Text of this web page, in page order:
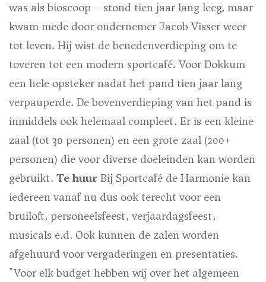
was als bioscoop – stond tien jaar lang leeg, maar
kwam mede door ondernemer Jacob Visser weer
tot leven. Hij wist de benedenverdieping om te
toveren tot een modern sportcafé. Voor Dokkum
een hele opsteker nadat het pand tien jaar lang
verpauperde. De bovenverdieping van het pand is
inmiddels ook helemaal compleet. Er is een kleine
zaal (tot 30 personen) en een grote zaal (200+
personen) die voor diverse doeleinden kan worden
gebruikt. Te huur Bij Sportcafé de Harmonie kan
iedereen vanaf nu dus ook terecht voor een
bruiloft, personeelsfeest, verjaardagsfeest,
musicals e.d. Ook kunnen de zalen worden
afgehuurd voor vergaderingen en presentaties.
"Voor elk budget hebben wij over het algemeen